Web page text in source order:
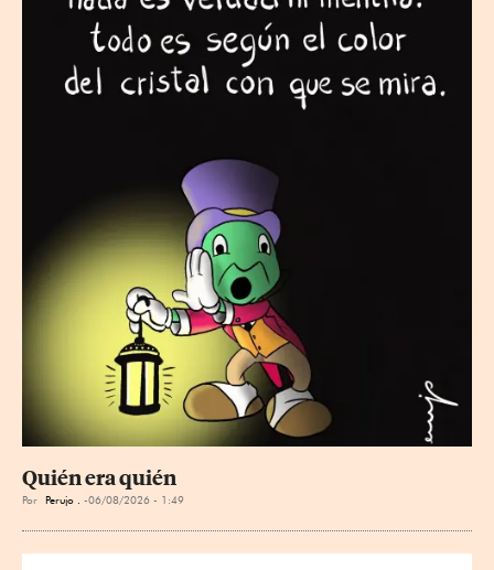
Quién era quién
Por Perujo . 06/08/2026 - 1:49